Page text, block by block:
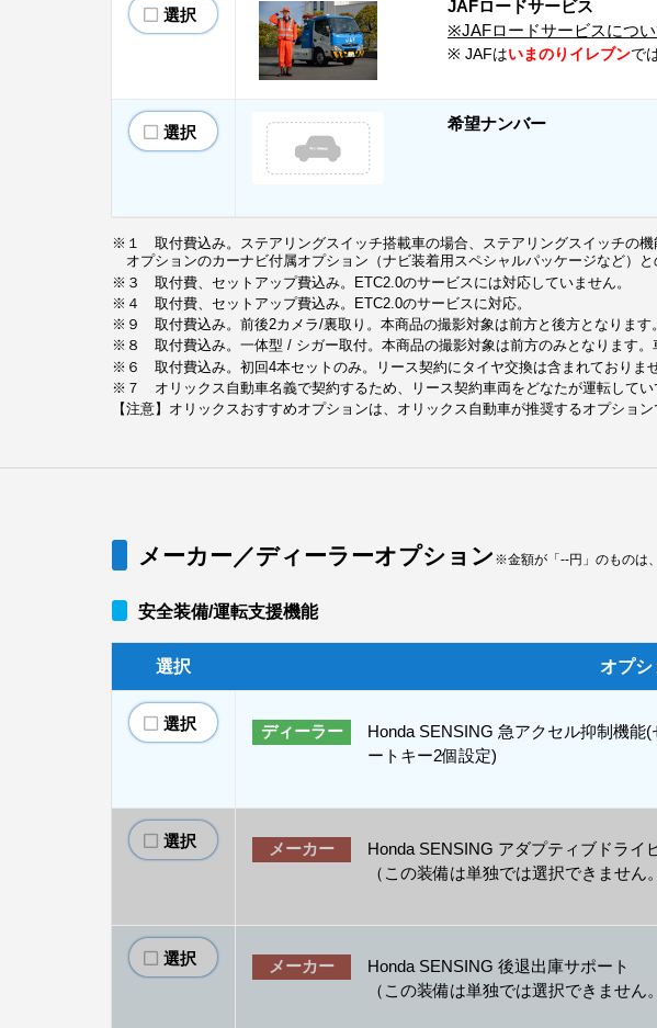
選択
JAFロードサービス
※JAFロードサービスについ
※ JAFはいまのりイレブンで
選択 希望ナンバー
※１ 取付費込み。ステアリングスイッチ搭載車の場合、ステアリングスイッチの
オプションのカーナビ付属オプション（ナビ装着用スペシャルパッケージなど）と
※３ 取付費、セットアップ費込み。ETC2.0のサービスには対応していません。
※４ 取付費、セットアップ費込み。ETC2.0のサービスに対応。
※９ 取付費込み。前後2カメラ/裏取り。本商品の撮影対象は前方と後方となります
※８ 取付費込み。一体型 / シガー取付。本商品の撮影対象は前方のみとなります。
※６ 取付費込み。初回4本セットのみ。リース契約にタイヤ交換は含まれておりま
※７ オリックス自動車名義で契約するため、リース契約車両をどなたが運転してい
【注意】オリックスおすすめオプションは、オリックス自動車が推奨するオプショ
メーカー／ディーラーオプション ※金額が「--円」のものは
安全装備/運転支援機能
選択 オプシ
選択 ディーラー
Honda SENSING 急アクセル抑制機能
ートキー2個設定)
選択 メーカー
Honda SENSING アダプティブドライ
（この装備は単独では選択できません
選択 メーカー
Honda SENSING 後退出庫サポート
（この装備は単独では選択できません